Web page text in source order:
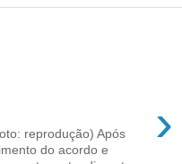
›
reprodução) Após
do acordo e